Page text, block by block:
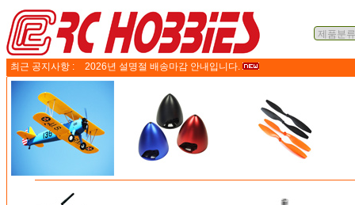
최근 공지사항 : 2026년 설명절 배송마감 안내입니다.